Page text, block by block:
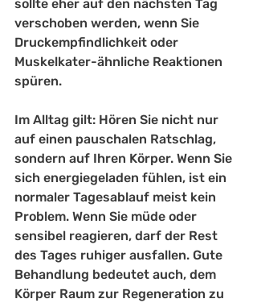
sollte eher auf den nächsten Tag
verschoben werden, wenn Sie
Druckempfindlichkeit oder
Muskelkater-ähnliche Reaktionen
spüren.
Im Alltag gilt: Hören Sie nicht nur
auf einen pauschalen Ratschlag,
sondern auf Ihren Körper. Wenn Sie
sich energiegeladen fühlen, ist ein
normaler Tagesablauf meist kein
Problem. Wenn Sie müde oder
sensibel reagieren, darf der Rest
des Tages ruhiger ausfallen. Gute
Behandlung bedeutet auch, dem
Körper Raum zur Regeneration zu